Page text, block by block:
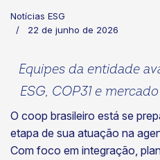
Notícias ESG
22 de junho de 2026
Equipes da entidade
ESG, COP31 e
O coop brasileiro está se
etapa de sua atuação na
Com foco em integração,